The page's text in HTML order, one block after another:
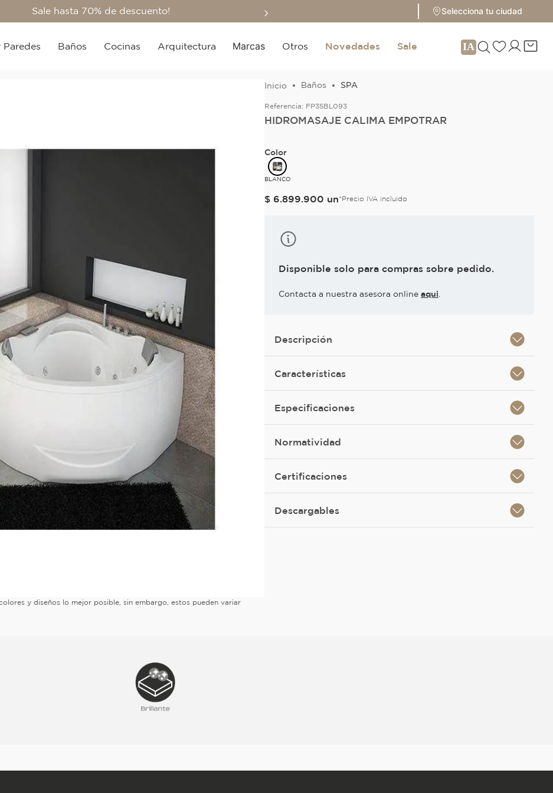
Sale hasta 70% de descuento! Selecciona tu ciudad
Paredes Baños Cocinas Arquitectura Marcas Otros Novedades Sale
y diseños lo mejor posible, sin embargo, estos pueden variar
Baños SPA
Referencia: FP35BL093
HIDROMASAJE CALIMA EMPOTRAR
Color
BLANCO
$ 6.899.900 un*Precio IVA incluido
Disponible solo para compras sobre pedido.
Contacta a nuestra asesora online aqui
Descripción
Características
Especificaciones
Normatividad
Certificaciones
Descargables